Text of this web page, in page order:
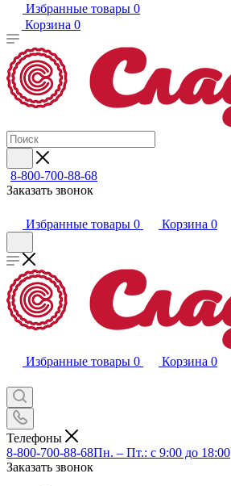
Избранные товары 0
Корзина 0
8-800-700-88-68
Заказать звонок
Избранные товары 0 Корзина 0
Избранные товары 0 Корзина 0
Телефоны
8-800-700-88-68Пн. – Пт.: с 9:00 до 18:00
Заказать звонок